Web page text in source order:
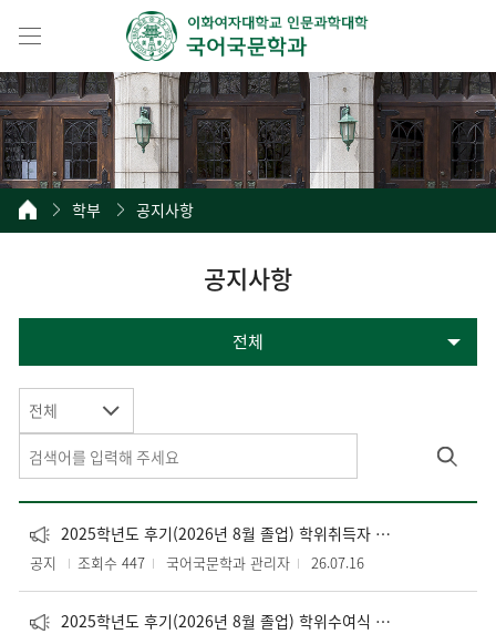
학부 공지사항
공지사항
전체
전체
2025학년도 후기(2026년 8월 졸업) 학위취득자 학위복 대여 안내
공지 조회수 447 국어국문학과 관리자 26.07.16
2025학년도 후기(2026년 8월 졸업) 학위수여식 안내